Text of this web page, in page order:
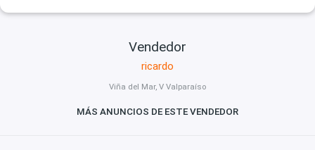
Vendedor
ricardo
Viña del Mar, V Valparaíso
MÁS ANUNCIOS DE ESTE VENDEDOR